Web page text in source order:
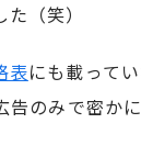
（笑）
表にも載って
告のみで密か